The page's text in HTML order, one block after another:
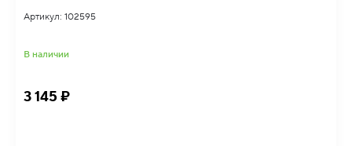
Артикул: 102595
В наличии
3 145 ₽